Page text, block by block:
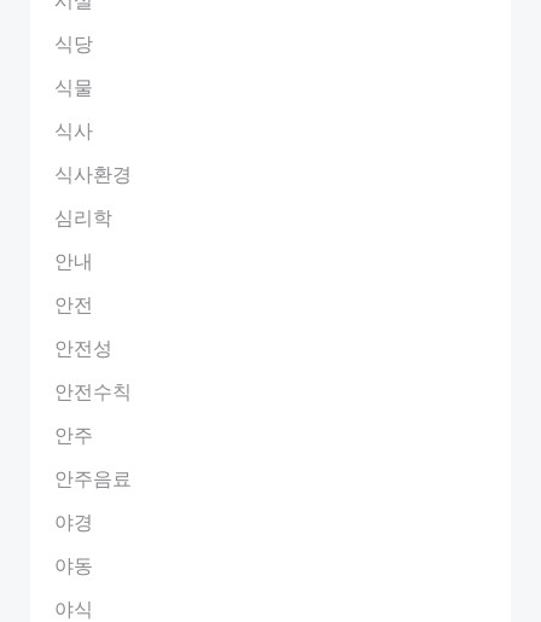
식당
식물
식사
식사환경
심리학
안내
안전
안전성
안전수칙
안주
안주음료
야경
야동
야식